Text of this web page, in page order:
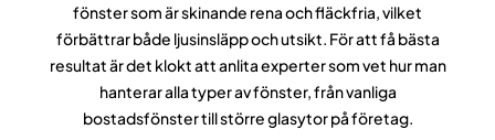
fönster som är skinande rena och fläckfria, vilket
förbättrar både ljusinsläpp och utsikt. För att få bästa
resultat är det klokt att anlita experter som vet hur man
hanterar alla typer av fönster, från vanliga
bostadsfönster till större glasytor på företag.